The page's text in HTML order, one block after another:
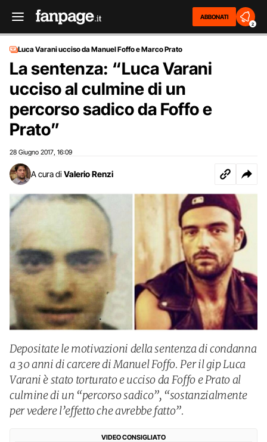
ABBONATI
2
Luca Varani ucciso da Manuel Foffo e Marco Prato
La sentenza: “Luca Varani
ucciso al culmine di un
percorso sadico da Foffo e
Prato”
28 Giugno 2017 16:09
A cura di Valerio Renzi
Depositate le motivazioni della sentenza di condanna
a 30 anni di carcere di Manuel Foffo. Per il gip Luca
Varani è stato torturato e ucciso da Foffo e Prato al
culmine di un “percorso sadico”, “sostanzialmente
per vedere l’effetto che avrebbe fatto”.
VIDEO CONSIGLIATO